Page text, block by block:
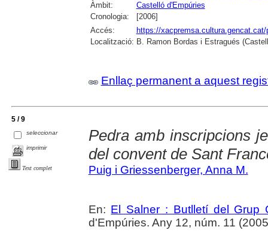
Àmbit:
Castelló d'Empúries
Cronologia:
[2006]
Accés:
https://
Localització: B. Ramon Bordas i Estragués
Enllaç permanent a aquest
5 / 9
seleccionar
imprimir
Text complet
Pedra amb inscripcions
del convent de Sant
Puig i Griessenberger, Anna M.
En: El Salner : Butlletí del Grup
d'Empúries. Any 12, núm. 11